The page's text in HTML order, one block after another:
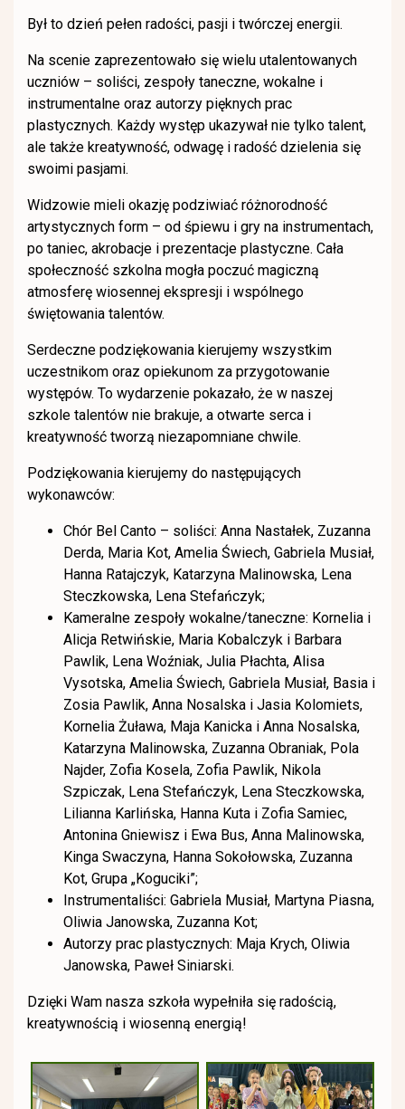
Był to dzień pełen radości, pasji i twórczej energii.
Na scenie zaprezentowało się wielu utalentowanych
uczniów – soliści, zespoły taneczne, wokalne i
instrumentalne oraz autorzy pięknych prac
plastycznych. Każdy występ ukazywał nie tylko talent,
ale także kreatywność, odwagę i radość dzielenia się
swoimi pasjami.
Widzowie mieli okazję podziwiać różnorodność
artystycznych form – od śpiewu i gry na instrumentach,
po taniec, akrobacje i prezentacje plastyczne. Cała
społeczność szkolna mogła poczuć magiczną
atmosferę wiosennej ekspresji i wspólnego
świętowania talentów.
Serdeczne podziękowania kierujemy wszystkim
uczestnikom oraz opiekunom za przygotowanie
występów. To wydarzenie pokazało, że w naszej
szkole talentów nie brakuje, a otwarte serca i
kreatywność tworzą niezapomniane chwile.
Podziękowania kierujemy do następujących
wykonawców:
Chór Bel Canto – soliści: Anna Nastałek, Zuzanna
Derda, Maria Kot, Amelia Świech, Gabriela Musiał,
Hanna Ratajczyk, Katarzyna Malinowska, Lena
Steczkowska, Lena Stefańczyk;
Kameralne zespoły wokalne/taneczne: Kornelia i
Alicja Retwińskie, Maria Kobalczyk i Barbara
Pawlik, Lena Woźniak, Julia Płachta, Alisa
Vysotska, Amelia Świech, Gabriela Musiał, Basia i
Zosia Pawlik, Anna Nosalska i Jasia Kolomiets,
Kornelia Żuława, Maja Kanicka i Anna Nosalska,
Katarzyna Malinowska, Zuzanna Obraniak, Pola
Najder, Zofia Kosela, Zofia Pawlik, Nikola
Szpiczak, Lena Stefańczyk, Lena Steczkowska,
Lilianna Karlińska, Hanna Kuta i Zofia Samiec,
Antonina Gniewisz i Ewa Bus, Anna Malinowska,
Kinga Swaczyna, Hanna Sokołowska, Zuzanna
Kot, Grupa „Koguciki”;
Instrumentaliści: Gabriela Musiał, Martyna Piasna,
Oliwia Janowska, Zuzanna Kot;
Autorzy prac plastycznych: Maja Krych, Oliwia
Janowska, Paweł Siniarski.
Dzięki Wam nasza szkoła wypełniła się radością,
kreatywnością i wiosenną energią!